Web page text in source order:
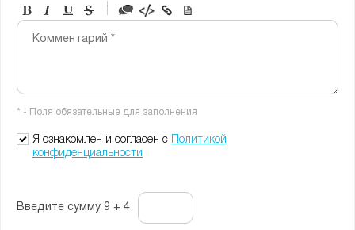
-
-
-
-
Комментарий *
* - Поля обязательные для заполнения
Я ознакомлен и согласен с
Политикой
конфиденциальности
Введите сумму 9 + 4